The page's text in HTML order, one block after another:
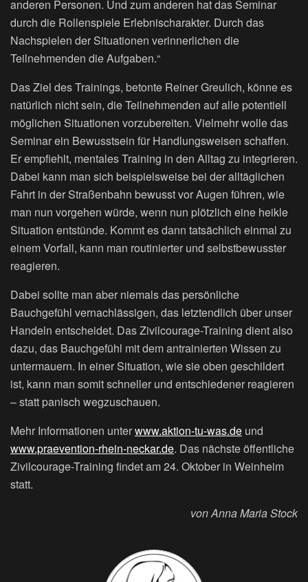
anderen Personen. Und zum anderen hat das Seminar
durch die Rollenspiele Erlebnischarakter. Durch das
Nachspielen der Situationen verinnerlichen die
Teilnehmenden die Aufgaben.“
Das Ziel des Trainings, betonte Reiner Greulich, könne es
natürlich nicht sein, die Teilnehmenden auf alle potentiell
möglichen Situationen vorzubereiten. Vielmehr wolle das
Seminar ein Bewusstsein für Handlungsweisen schaffen.
Er empfiehlt, mentales Training in den Alltag zu integrieren.
Dabei kann man sich beispielsweise bei der alltäglichen
Fahrt in der Straßenbahn bewusst vor Augen führen, wie
man nun vorgehen würde, wenn nun plötzlich eine heikle
Situation entstünde. Kommt es dann tatsächlich einmal zu
einem Vorfall, kann man routinierter und selbstbewusster
reagieren.
Dabei sollte man aber niemals das persönliche
Bauchgefühl vernachlässigen, das letztendlich über unser
Handeln entscheidet. Das Zivilcourage-Training dient also
dazu, das Bauchgefühl mit dem antrainierten Wissen zu
untermauern. In einer Situation, wie sie oben geschildert
ist, kann man somit schneller und entschiedener reagieren
– statt panisch wegzuschauen.
Mehr Informationen unterwww.aktion-tu-was.de und
www.praevention-rhein-neckar.de. Das nächste öffentliche
Zivilcourage-Training findet am 24. Oktober in Weinheim
statt.
von Anna Maria Stock